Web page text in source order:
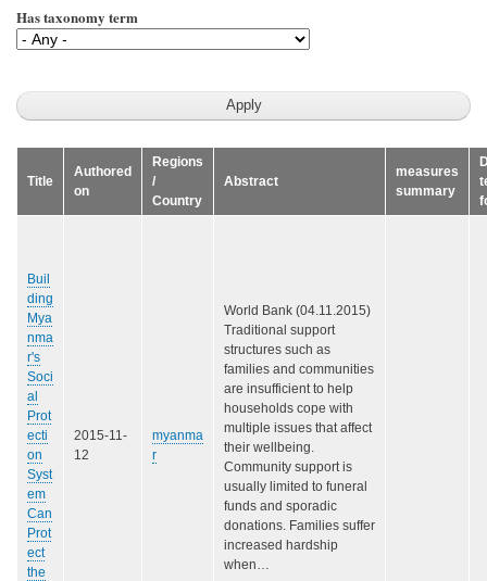
Has taxonomy term
Title
Authored
on
Regions
/
Country
Abstract
measures
summary
Buil
ding
Mya
nma
r's
Soci
al
Prot
ecti
on
Syst
em
Can
Prot
ect
the
2015-11-
12
myanma
r
World Bank (04.11.2015)
Traditional support
structures such as
families and communities
are insufficient to help
households cope with
multiple issues that affect
their wellbeing.
Community support is
usually limited to funeral
funds and sporadic
donations. Families suffer
increased hardship
when…